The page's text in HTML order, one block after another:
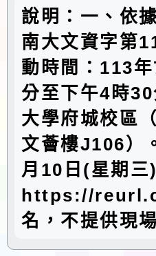
說明：一、依
南大文資字第
動時間：113
分至下午4時
大學府城校區
文薈樓J106）
月10日(星期
https://
名，不提供現